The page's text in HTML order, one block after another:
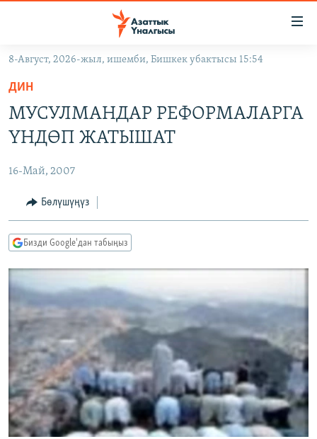
Навигацияга
өтүңүз
Издөөгө
салыңыз
ЭКОНОМИКА
МАДАНИЯТ
БОРБОР АЗИЯ
АТАЙЫН ИЛИКТӨӨ
ТВ ПРОГРАММАЛАР
ЭКСПЕРТТЕР ТАЛДАЙТ
ДАНИСТЕ
ЭЖЕ-СИҢДИЛЕР
АЗАТТЫК+
ЫҢГАЙСЫЗ СУРООЛОР
ӨЗГӨЧӨ ПИКИР
Русский
ОНЛАЙН ШЕРИНЕ
ЭЕ/АРнун бардык сайттары
8-Август, 2026-жыл, ишемби, Бишкек убактысы 15:54
ДИН
МУСУЛМАНДАР РЕФОРМАЛАРГА
ҮНДӨП ЖАТЫШАТ
16-Май, 2007
Бөлүшүңүз
Бизди Google'дан табыңыз